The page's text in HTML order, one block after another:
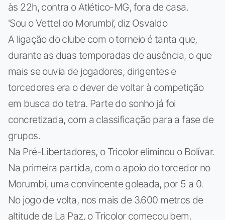
às 22h, contra o Atlético-MG, fora de casa.
'Sou o Vettel do Morumbi’, diz Osvaldo
A ligação do clube com o torneio é tanta que,
durante as duas temporadas de ausência, o que
mais se ouvia de jogadores, dirigentes e
torcedores era o dever de voltar à competição
em busca do tetra. Parte do sonho já foi
concretizada, com a classificação para a fase de
grupos.
Na Pré-Libertadores, o Tricolor eliminou o Bolívar.
Na primeira partida, com o apoio do torcedor no
Morumbi, uma convincente goleada, por 5 a 0.
No jogo de volta, nos mais de 3.600 metros de
altitude de La Paz, o Tricolor começou bem.